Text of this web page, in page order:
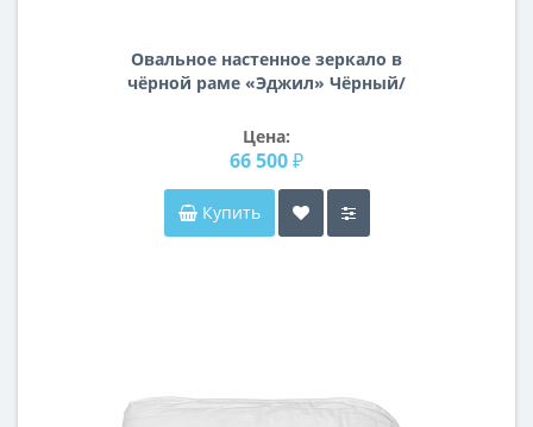
Овальное настенное зеркало в
чёрной раме «Эджил» Чёрный/
Цена:
66 500 ₽
Купить